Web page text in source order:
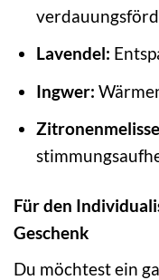
Lavendel:
Ingwer:
Für den
Geschenk
Du möchtest ein